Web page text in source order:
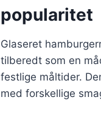
popularitet
Glaseret
tilberedt som en
festlige måltider.
med forskellige